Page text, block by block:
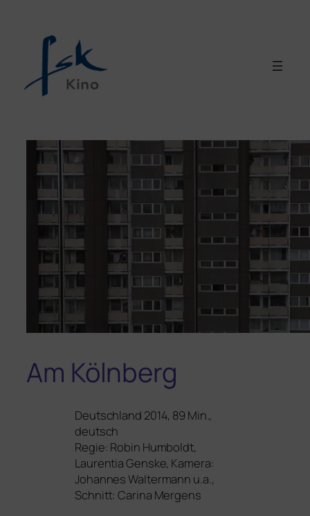
Am Kölnberg
Deutschland 2014, 89 Min.,
deutsch
Regie: Robin Humboldt,
Laurentia Genske, Kamera:
Johannes Waltermann u.a.,
Schnitt: Carina Mergens